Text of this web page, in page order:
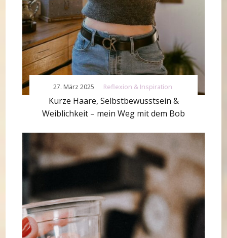
Reflexion & Inspiration
Kurze Haare, Selbstbewusstsein &
Weiblichkeit – mein Weg mit dem Bob
27. März 2025